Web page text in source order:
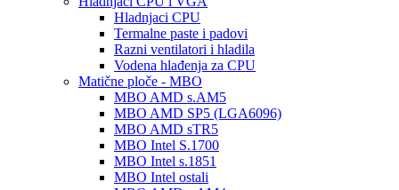
Hladnjaci CPU
Termalne paste i padovi
Razni ventilatori i hladila
Vodena hlađenja za CPU
Matične ploče - MBO
MBO AMD s.AM5
MBO AMD SP5 (LGA6096)
MBO AMD sTR5
MBO Intel S.1700
MBO Intel s.1851
MBO Intel ostali